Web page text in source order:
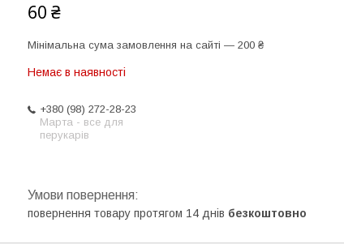
60 ₴
Мінімальна сума замовлення на сайті — 200 ₴
Немає в наявності
+380 (98) 272-28-23
Марта - все для
перукарів
повернення товару протягом 14 днів безкоштовно